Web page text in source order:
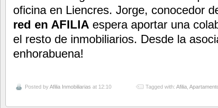
oficina en Liencres. Jorge, conocedor
red en AFILIA espera aportar una
el resto de inmobiliarios. Desde la
enhorabuena!
Posted byAfilia Inmobiliarias at 12:10 Tagged with: Afilia